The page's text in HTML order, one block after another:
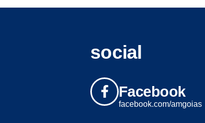
social
Facebook
facebook.com/amgoias